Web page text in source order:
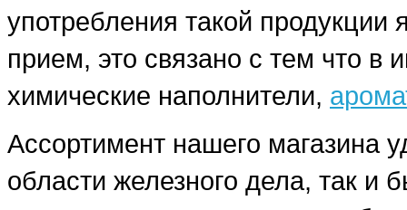
употребления такой продукции
прием, это связано с тем что в
химические наполнители,
Ассортимент нашего магазина
области железного дела, так и